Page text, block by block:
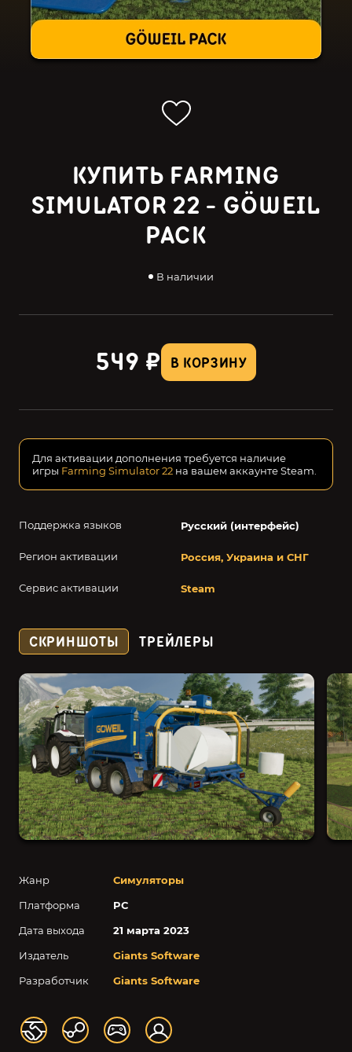
КУПИТЬ FARMING
SIMULATOR 22 - GÖWEIL
PACK
В наличии
В КОРЗИНУ
549 ₽
Поддержка языков Русский (интерфейс)
Регион активации Россия, Украина и СНГ
Сервис активации Steam
Для активации дополнения требуется наличие
игры Farming Simulator 22 на вашем аккаунте Steam.
Жанр
Симуляторы
Платформа
PC
Дата выхода
21 марта 2023
Издатель
Giants Software
Разработчик
Giants Software
СКРИНШОТЫ ТРЕЙЛЕРЫ